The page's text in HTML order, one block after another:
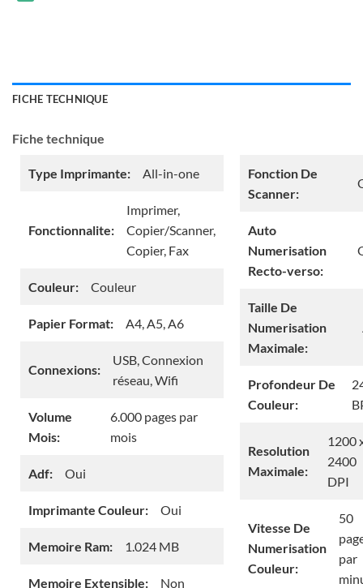
FICHE TECHNIQUE
Fiche technique
Type Imprimante: All-in-one
Fonctionnalite:
Imprimer,
Copier/Scanner,
Copier, Fax
Couleur: Couleur
Papier Format: A4, A5, A6
Connexions:
USB, Connexion
réseau, Wifi
Volume
Mois:
6.000 pages par
mois
Adf: Oui
Imprimante Couleur: Oui
Memoire Ram: 1.024 MB
Memoire Extensible: Non
Fonction De
Scanner:
Auto
Numerisation
Recto-verso:
Taille De
Numerisation
Maximale:
Profondeur De
Couleur:
Resolution
Maximale:
1200
2400
DPI
Vitesse De
Numerisation
Couleur:
50
par